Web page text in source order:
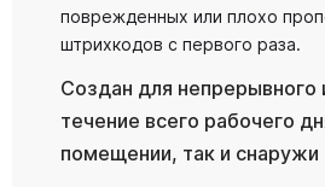
поврежденных или плохо
штрихкодов с первого раза.
Создан для непрерывного
течение всего рабочего
помещении, так и снаружи